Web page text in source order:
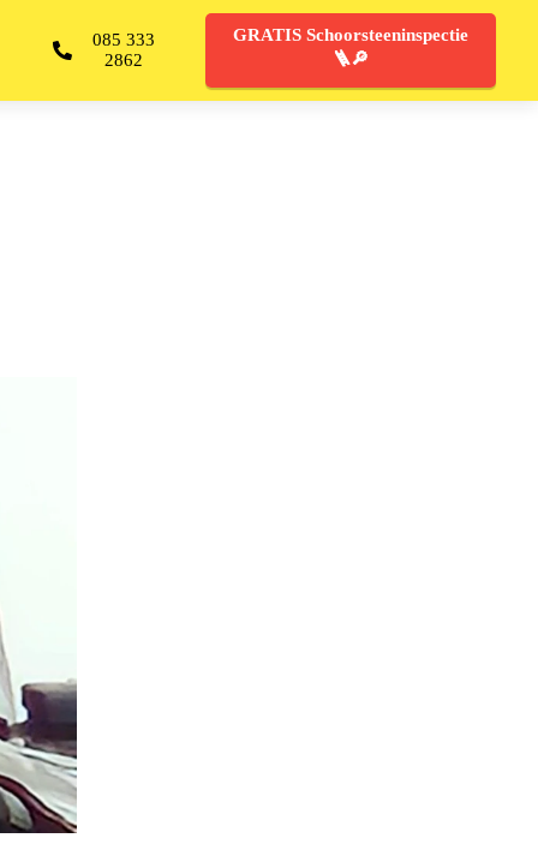
085 333
2862
GRATIS Schoorsteeninspectie
🪜🔎